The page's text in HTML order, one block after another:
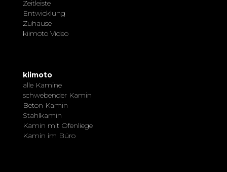
Zeitleiste
Entwicklung
Zuhause
kiimoto Video
kiimoto
alle Kamine
schwebender Kamin
Beton Kamin
Stahlkamin
Kamin mit Ofenliege
Kamin im Büro